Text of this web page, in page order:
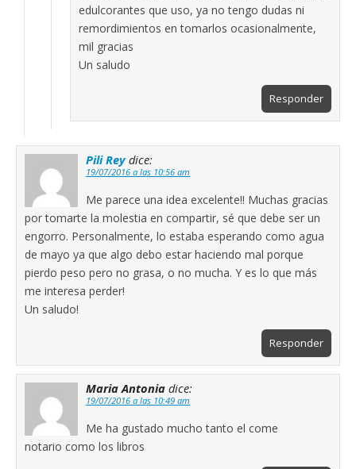
edulcorantes que uso, ya no tengo dudas ni
remordimientos en tomarlos ocasionalmente,
mil gracias
Un saludo
Responder
Pili Rey dice:
19/07/2016 a las 10:56 am
Me parece una idea excelente!! Muchas gracias
por tomarte la molestia en compartir, sé que debe ser un
engorro. Personalmente, lo estaba esperando como agua
de mayo ya que algo debo estar haciendo mal porque
pierdo peso pero no grasa, o no mucha. Y es lo que más
me interesa perder!
Un saludo!
Responder
Maria Antonia dice:
19/07/2016 a las 10:49 am
Me ha gustado mucho tanto el come
notario como los libros